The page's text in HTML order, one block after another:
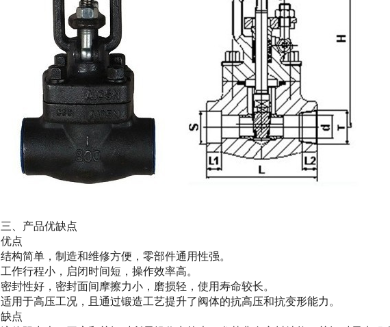
三、产品优缺点
优点
结构简单，制造和维修方便，零部件通用性强。
工作行程小，启闭时间短，操作效率高。
密封性好，密封面间摩擦力小，磨损轻，使用寿命较长。
适用于高压工况，且通过锻造工艺提升了阀体的抗高压和抗变形能力。
缺点